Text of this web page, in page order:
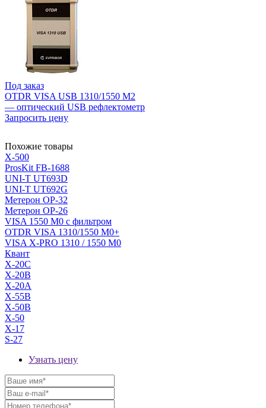
Под заказ
OTDR VISA USB 1310/1550 М2
— оптический USB рефлектометр
Запросить цену
Похожие товары
X-500
ProsKit FB-1688
UNI-T UT693D
UNI-T UT692G
Метерон OP-32
Метерон OP-26
VISA 1550 M0 с фильтром
OTDR VISA 1310/1550 М0+
VISA X-PRO 1310 / 1550 M0
Квант
X-20C
X-20B
X-20A
X-55B
X-50B
X-50
X-17
S-27
Узнать цену